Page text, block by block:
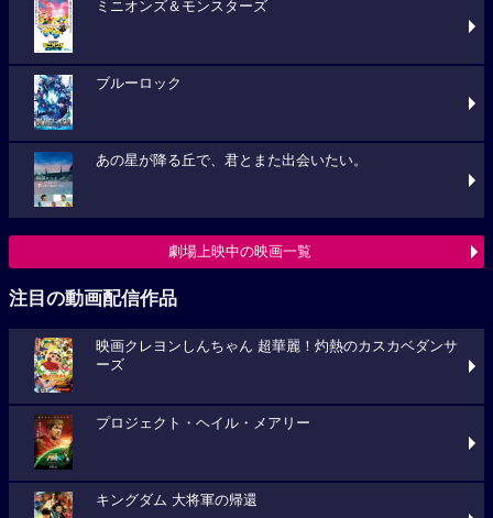
ミニオンズ＆モンスターズ
ブルーロック
あの星が降る丘で、君とまた出会いたい。
劇場上映中の映画一覧
注目の動画配信作品
映画クレヨンしんちゃん 超華麗！灼熱のカスカベダンサ
ーズ
プロジェクト・ヘイル・メアリー
キングダム 大将軍の帰還